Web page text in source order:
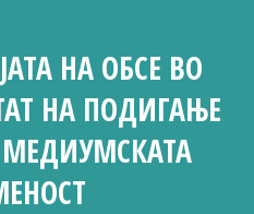
НА ОБСЕ ВО
НА ПОДИГАЊЕ
МЕДИУМСКАТА